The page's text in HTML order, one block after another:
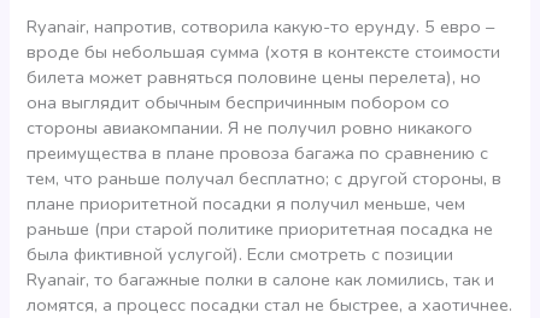
Ryanair, напротив, сотворила какую-то ерунду. 5 евро –
вроде бы небольшая сумма (хотя в контексте стоимости
билета может равняться половине цены перелета), но
она выглядит обычным беспричинным побором со
стороны авиакомпании. Я не получил ровно никакого
преимущества в плане провоза багажа по сравнению с
тем, что раньше получал бесплатно; с другой стороны, в
плане приоритетной посадки я получил меньше, чем
раньше (при старой политике приоритетная посадка не
была фиктивной услугой). Если смотреть с позиции
Ryanair, то багажные полки в салоне как ломились, так и
ломятся, а процесс посадки стал не быстрее, а хаотичнее.